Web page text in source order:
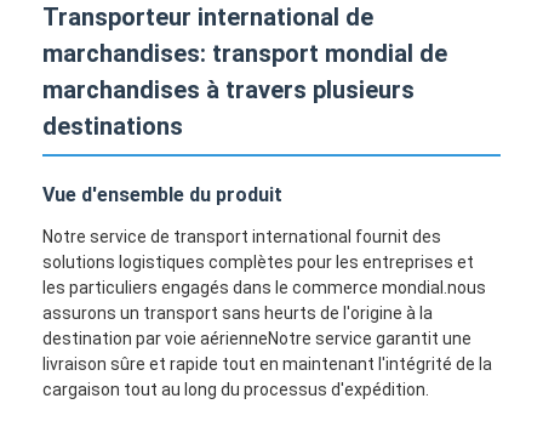
Transporteur international de
marchandises: transport mondial de
marchandises à travers plusieurs
destinations
Vue d'ensemble du produit
Notre service de transport international fournit des
solutions logistiques complètes pour les entreprises et
les particuliers engagés dans le commerce mondial.nous
assurons un transport sans heurts de l'origine à la
destination par voie aérienneNotre service garantit une
livraison sûre et rapide tout en maintenant l'intégrité de la
cargaison tout au long du processus d'expédition.